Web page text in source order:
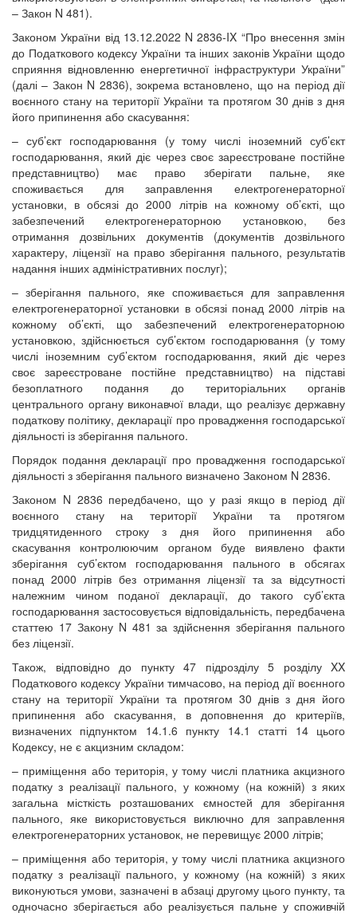
– Закон N 481).
Законом України від 13.12.2022 N 2836-IX “Про внесення змін
до Податкового кодексу України та інших законів України щодо
сприяння відновленню енергетичної інфраструктури України”
(далі – Закон N 2836), зокрема встановлено, що на період дії
воєнного стану на території України та протягом 30 днів з дня
його припинення або скасування:
– суб’єкт господарювання (у тому числі іноземний суб’єкт
господарювання, який діє через своє зареєстроване постійне
представництво) має право зберігати пальне, яке
споживається для заправлення електрогенераторної
установки, в обсязі до 2000 літрів на кожному об’єкті, що
забезпечений електрогенераторною установкою, без
отримання дозвільних документів (документів дозвільного
характеру, ліцензії на право зберігання пального, результатів
надання інших адміністративних послуг);
– зберігання пального, яке споживається для заправлення
електрогенераторної установки в обсязі понад 2000 літрів на
кожному об’єкті, що забезпечений електрогенераторною
установкою, здійснюється суб’єктом господарювання (у тому
числі іноземним суб’єктом господарювання, який діє через
своє зареєстроване постійне представництво) на підставі
безоплатного подання до територіальних органів
центрального органу виконавчої влади, що реалізує державну
податкову політику, декларації про провадження господарської
діяльності із зберігання пального.
Порядок подання декларації про провадження господарської
діяльності з зберігання пального визначено Законом N 2836.
Законом N 2836 передбачено, що у разі якщо в період дії
воєнного стану на території України та протягом
тридцятиденного строку з дня його припинення або
скасування контролюючим органом буде виявлено факти
зберігання суб’єктом господарювання пального в обсягах
понад 2000 літрів без отримання ліцензії та за відсутності
належним чином поданої декларації, до такого суб’єкта
господарювання застосовується відповідальність, передбачена
статтею 17 Закону N 481 за здійснення зберігання пального
без ліцензії.
Також, відповідно до пункту 47 підрозділу 5 розділу XX
Податкового кодексу України тимчасово, на період дії воєнного
стану на території України та протягом 30 днів з дня його
припинення або скасування, в доповнення до критеріїв,
визначених підпунктом 14.1.6 пункту 14.1 статті 14 цього
Кодексу, не є акцизним складом:
– приміщення або територія, у тому числі платника акцизного
податку з реалізації пального, у кожному (на кожній) з яких
загальна місткість розташованих ємностей для зберігання
пального, яке використовується виключно для заправлення
електрогенераторних установок, не перевищує 2000 літрів;
– приміщення або територія, у тому числі платника акцизного
податку з реалізації пального, у кожному (на кожній) з яких
виконуються умови, зазначені в абзаці другому цього пункту, та
одночасно зберігається або реалізується пальне у споживчій